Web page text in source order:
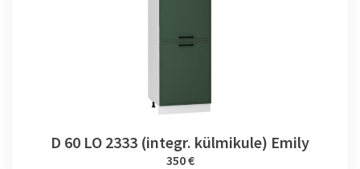
D 60 LO 2333 (integr. külmikule) Emily
350 €